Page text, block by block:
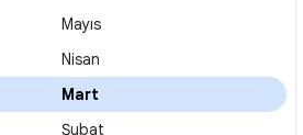
Mayıs
Nisan
Mart
Şubat